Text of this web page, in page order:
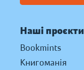
Наші проєкти
Bookmints
Книгоманія